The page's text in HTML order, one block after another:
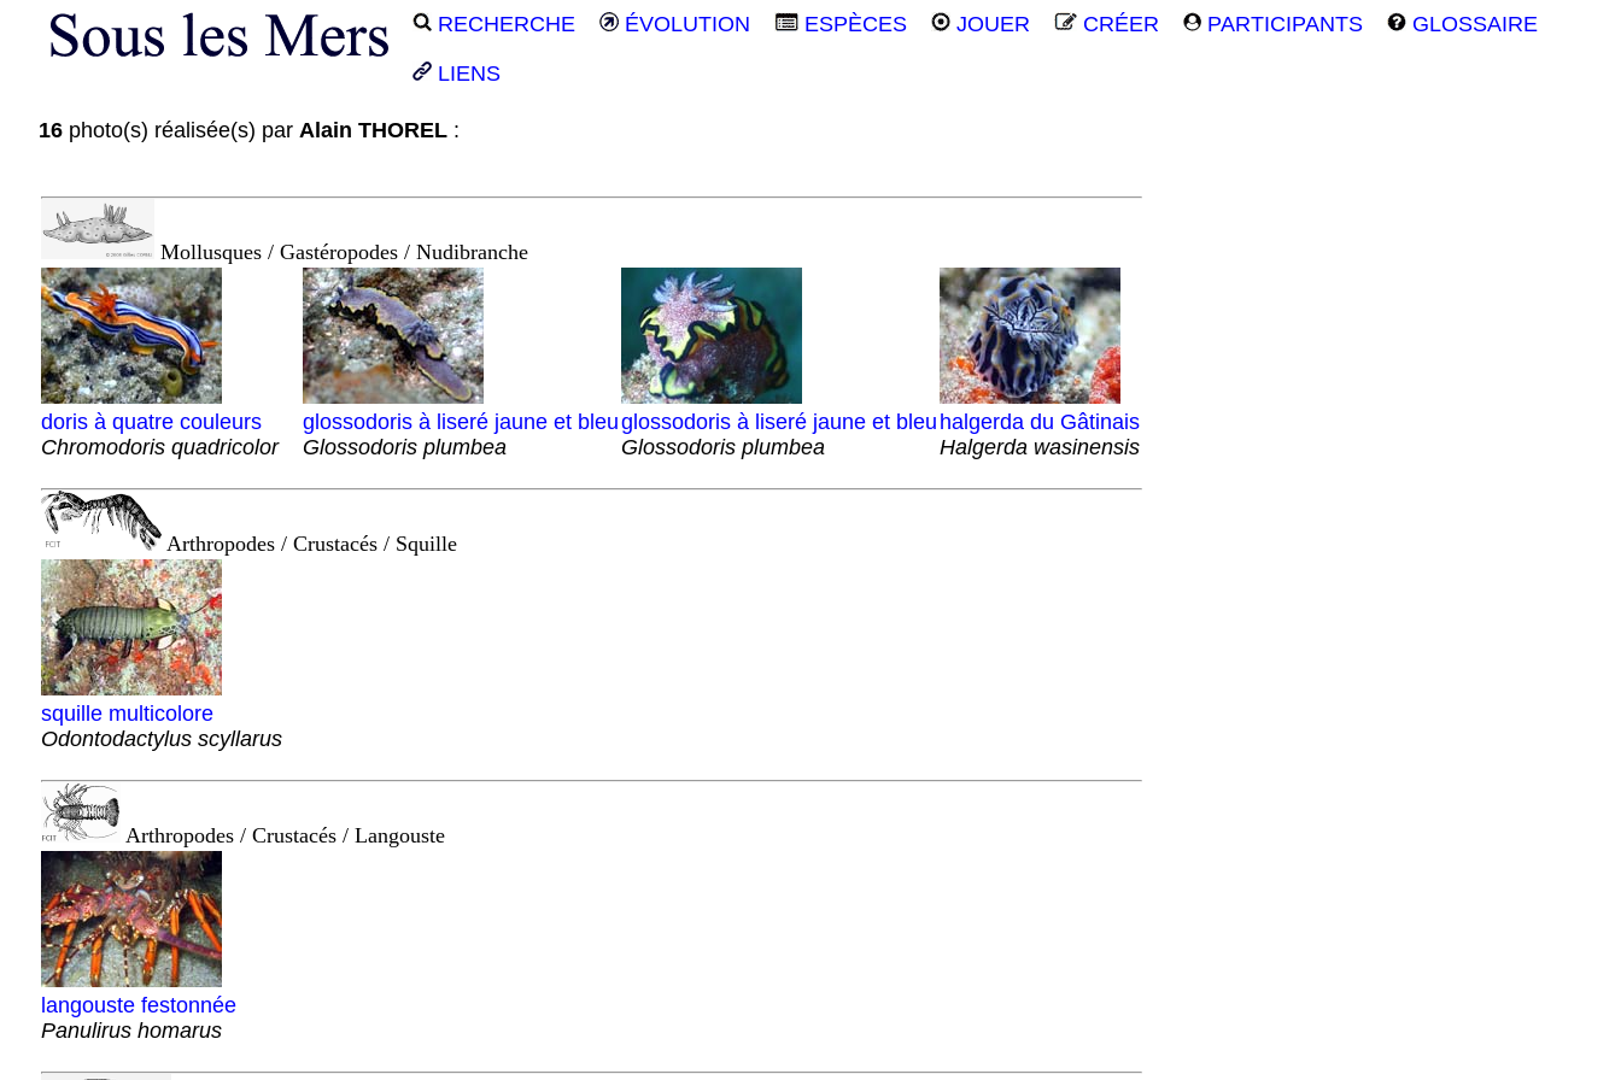
RECHERCHE ÉVOLUTION ESPÈCES JOUER CRÉER PARTICIPANTS GLOSSAIRE
LIENS
16 photo(s) réalisée(s) par Alain THOREL :
Mollusques / Gastéropodes / Nudibranche
doris à quatre couleurs
Chromodoris quadricolor
glossodoris à liseré jaune et bleu
Glossodoris plumbea
glossodoris à liseré jaune et bleu
Glossodoris plumbea
halgerda du Gâtinais
Halgerda wasinensis
Arthropodes / Crustacés / Squille
squille multicolore
Odontodactylus scyllarus
Arthropodes / Crustacés / Langouste
langouste festonnée
Panulirus homarus